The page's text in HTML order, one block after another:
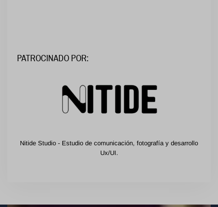
PATROCINADO POR:
Nitide Studio - Estudio de comunicación, fotografía y desarrollo
Ux/UI.